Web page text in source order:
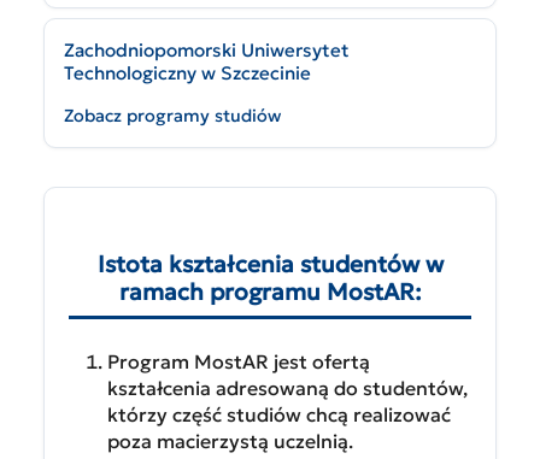
Zachodniopomorski Uniwersytet
Technologiczny w Szczecinie
Zobacz programy studiów
Istota kształcenia studentów w
ramach programu MostAR:
Program MostAR jest ofertą
kształcenia adresowaną do studentów,
którzy część studiów chcą realizować
poza macierzystą uczelnią.